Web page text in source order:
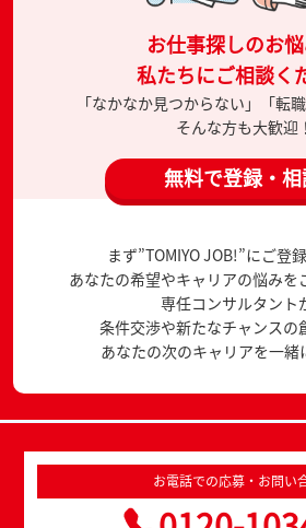
お仕事探しのお悩
私たちにご相談く
「なかなか見つからない」「転
そんな方も大歓迎！
無料で登録・
まず”TOMIYO JOB!”にご登録
あなたの希望やキャリアの悩みを
専任コンサルタント
条件交渉や新たなチャンスの
あなたの次のキャリアを一緒
お電話での応募・お問い